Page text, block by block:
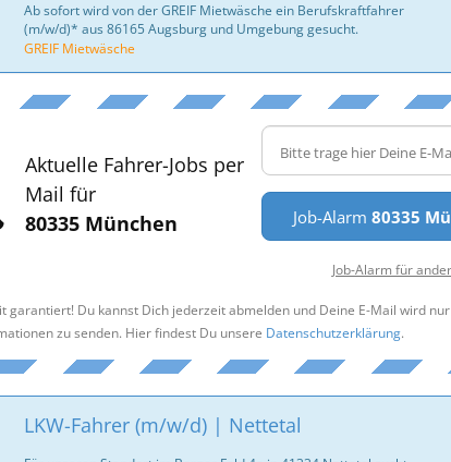
Ab sofort wird von der GREIF Mietwäsche ein Berufskraftfahrer
(m/w/d)* aus 86165 Augsburg und Umgebung gesucht.
GREIF Mietwäsche
Aktuelle Fahrer-Jobs per
Mail für
80335 München
Job-Alarm80335
Job-Alarm für
garantiert! Du kannst Dich jederzeit abmelden und Deine E-Mail wird
zu senden. Hier findest Du unsere Datenschutzerklärung.
LKW-Fahrer (m/w/d) | Nettetal